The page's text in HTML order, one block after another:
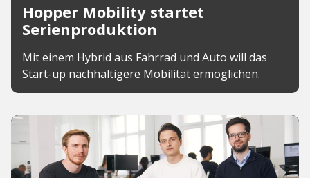
Hopper Mobility startet
Serienproduktion
Mit einem Hybrid aus Fahrrad und Auto will das
Start-up nachhaltigere Mobilität ermöglichen.